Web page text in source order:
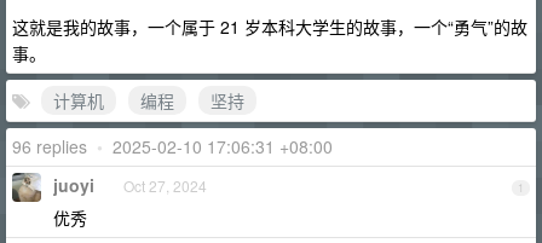
这就是我的故事，一个属于 21 岁本科大学生的故事，一个“勇气”的故
事。
计算机
编程
坚持
96 replies • 2025-02-10 17:06:31 +08:00
1
juoyi Oct 27, 2024
优秀